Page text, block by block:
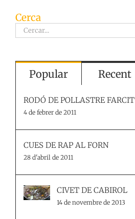
Cerca
Cerca
Popular Recent
RODÓ DE POLLASTRE FARCIT
4 de febrer de 2011
CUES DE RAP AL FORN
28 d'abril de 2011
CIVET DE CABIROL
14 de novembre de 2013